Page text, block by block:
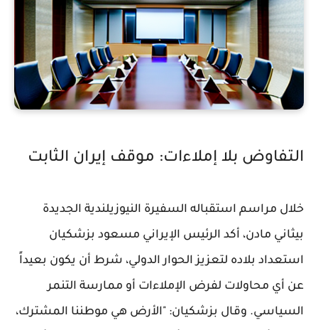
التفاوض بلا إملاءات: موقف إيران الثابت
خلال مراسم استقباله السفيرة النيوزيلندية الجديدة
بيثاني مادن، أكد الرئيس الإيراني مسعود بزشكيان
استعداد بلاده لتعزيز الحوار الدولي، شرط أن يكون بعيداً
عن أي محاولات لفرض الإملاءات أو ممارسة التنمر
السياسي. وقال بزشكيان: "الأرض هي موطننا المشترك،